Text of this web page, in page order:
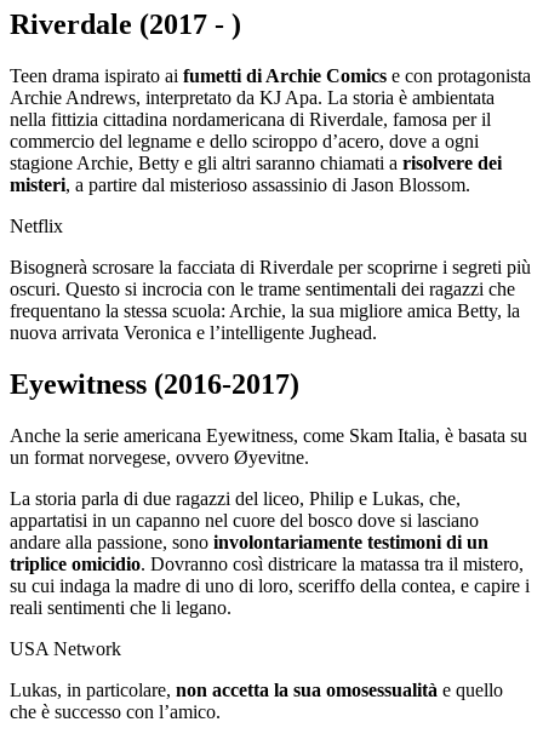
Riverdale (2017 - )
Teen drama ispirato ai fumetti di Archie Comics e con protagonista
Archie Andrews, interpretato da KJ Apa. La storia è ambientata
nella fittizia cittadina nordamericana di Riverdale, famosa per il
commercio del legname e dello sciroppo d’acero, dove a ogni
stagione Archie, Betty e gli altri saranno chiamati a risolvere dei
misteri, a partire dal misterioso assassinio di Jason Blossom.
Netflix
Bisognerà scrosare la facciata di Riverdale per scoprirne i segreti più
oscuri. Questo si incrocia con le trame sentimentali dei ragazzi che
frequentano la stessa scuola: Archie, la sua migliore amica Betty, la
nuova arrivata Veronica e l’intelligente Jughead.
Eyewitness (2016-2017)
Anche la serie americana Eyewitness, come Skam Italia, è basata su
un format norvegese, ovvero Øyevitne.
La storia parla di due ragazzi del liceo, Philip e Lukas, che,
appartatisi in un capanno nel cuore del bosco dove si lasciano
andare alla passione, sono involontariamente testimoni di un
triplice omicidio. Dovranno così districare la matassa tra il mistero,
su cui indaga la madre di uno di loro, sceriffo della contea, e capire i
reali sentimenti che li legano.
USA Network
Lukas, in particolare, non accetta la sua omosessualità e quello
che è successo con l’amico.